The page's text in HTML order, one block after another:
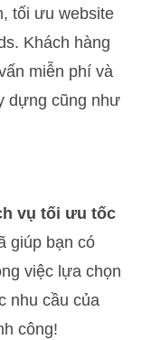
tối ưu website
Khách hàng
miễn phí và
dựng cũng như
vụ tối ưu tốc
giúp bạn có
việc lựa chọn
nhu cầu của
công!